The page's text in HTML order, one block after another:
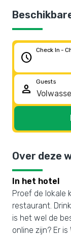
schedule
Check In -
person
Guests
Over deze
In het hotel
Proef de lokale
restaurant.
is het wel de
online zijn? Er